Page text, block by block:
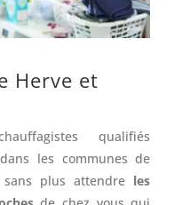
Herve et
qualifiés
les communes de
sans plus attendre les